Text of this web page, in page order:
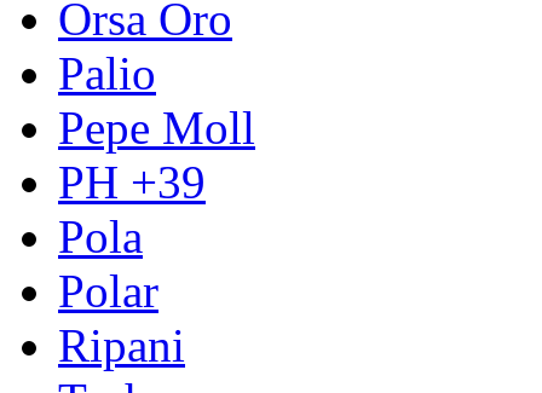
Orsa Oro
Palio
Pepe Moll
PH +39
Pola
Polar
Ripani